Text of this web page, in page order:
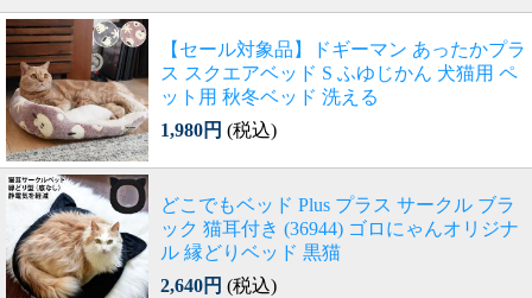
【セール対象品】ドギーマン あったかプラ
ス スクエアベッド S ふゆじかん 犬猫用 ペ
ット用 秋冬ベッド 洗える
1,980円 (税込)
どこでもベッド Plus プラス サークル ブラ
ック 猫耳付き (36944) ゴロにゃんオリジナ
ル 縁どりベッド 黒猫
2,640円 (税込)